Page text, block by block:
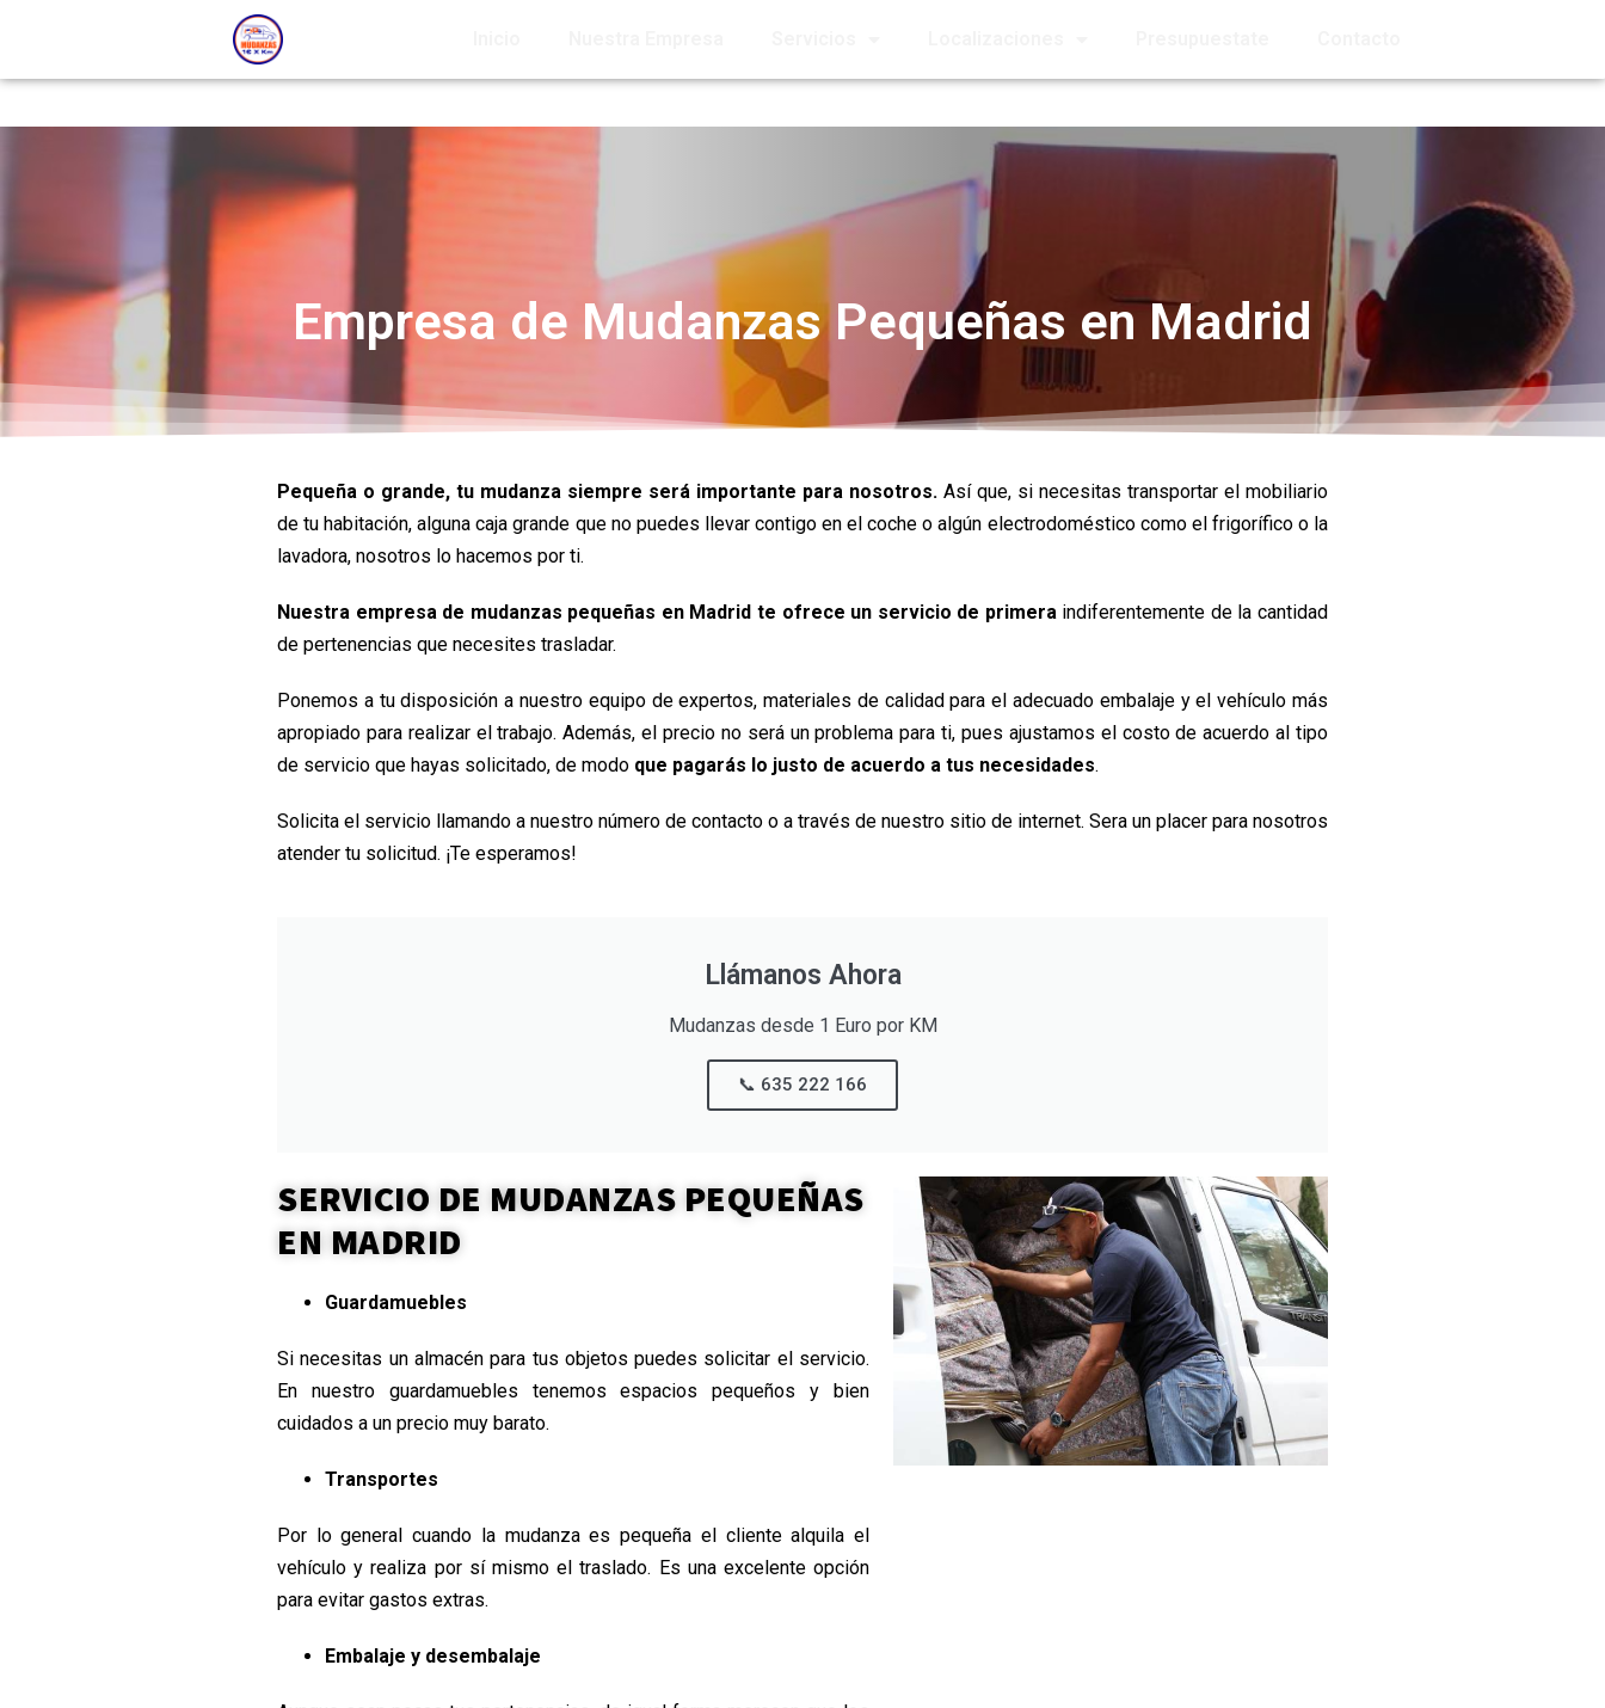
Empresa de Mudanzas Pequeñas en Madrid
Pequeña o grande, tu mudanza siempre será importante para nosotros. Así que, si necesitas transportar el mobiliario
de tu habitación, alguna caja grande que no puedes llevar contigo en el coche o algún electrodoméstico como el frigorífico o la
lavadora, nosotros lo hacemos por ti.
Nuestra empresa de mudanzas pequeñas en Madrid te ofrece un servicio de primeraindiferentemente de la cantidad
de pertenencias que necesites trasladar.
Ponemos a tu disposición a nuestro equipo de expertos, materiales de calidad para el adecuado embalaje y el vehículo más
apropiado para realizar el trabajo. Además, el precio no será un problema para ti, pues ajustamos el costo de acuerdo al tipo
de servicio que hayas solicitado, de modo que pagarás lo justo de acuerdo a tus necesidades.
Solicita el servicio llamando a nuestro número de contacto o a través de nuestro sitio de internet. Sera un placer para nosotros
atender tu solicitud. ¡Te esperamos!
Llámanos Ahora
Mudanzas desde 1 Euro por KM
📞 635 222 166​
SERVICIO DE MUDANZAS PEQUEÑAS
EN MADRID
Guardamuebles
Si necesitas un almacén para tus objetos puedes solicitar el servicio.
En nuestro guardamuebles tenemos espacios pequeños y bien
cuidados a un precio muy barato.
Transportes
Por lo general cuando la mudanza es pequeña el cliente alquila el
vehículo y realiza por sí mismo el traslado. Es una excelente opción
para evitar gastos extras.
Embalaje y desembalaje